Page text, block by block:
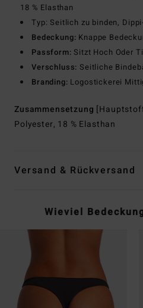
18 % Elasthan
Typ: Seitlich zu binden,
Bedeckung: Knappe
Passform: Sitzt Hoch Oder
Verschluss: Seitliche
Branding: Logostickerei
Zusammensetzung
Polyester, 18 % Elasthan
Versand & Rückversand
Wieviel